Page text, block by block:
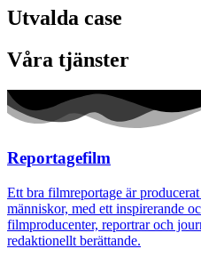
Utvalda case
Våra tjänster
Reportagefilm
Ett bra filmreportage är
människor, med ett inspirerande
filmproducenter, reportrar och
redaktionellt berättande.